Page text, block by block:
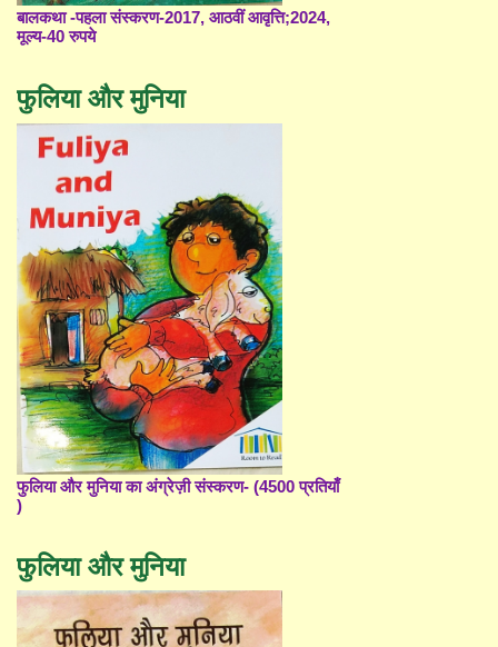
बालकथा -पहला संस्करण-2017, आठवीं आवृत्ति;2024,
मूल्य-40 रुपये
फुलिया और मुनिया
फुलिया और मुनिया का अंग्रेज़ी संस्करण- (4500 प्रतियाँ
)
फुलिया और मुनिया